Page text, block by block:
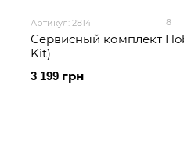
Артикул: 2814 8
Сервисный комплект
Kit)
3 199 грн